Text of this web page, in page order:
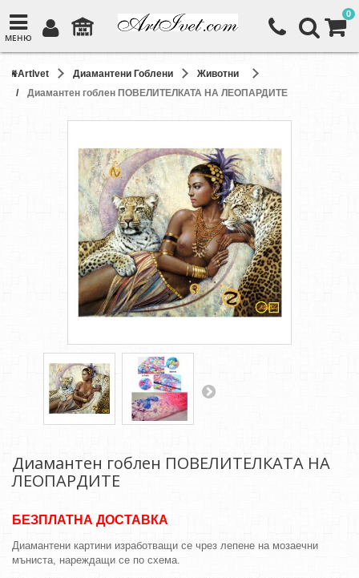
МЕНЮ
0
ArtIvet Диамантени Гоблени
Животни
Диамантен гоблен ПОВЕЛИТЕЛКАТА НА ЛЕОПАРДИТЕ
Диамантен гоблен ПОВЕЛИТЕЛКАТА НА
ЛЕОПАРДИТЕ
БЕЗПЛАТНА ДОСТАВКА
Диамантени картини изработващи се чрез лепене на мозаечни
мъниста, нареждащи се по схема.